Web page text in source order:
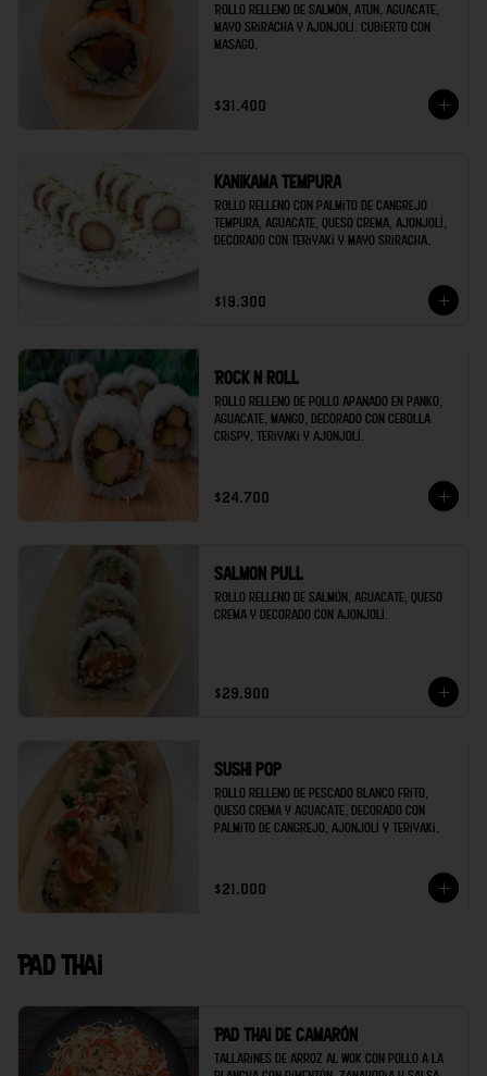
Rollo relleno de salmón, atún, aguacate,
mayo sriracha y ajonjolí. Cubierto con
masago.
$31.400
Kanikama tempura
Rollo relleno con palmito de cangrejo
tempura, aguacate, queso crema, ajonjolí,
decorado con teriyaki y mayo sriracha.
$19.300
Rock n roll
Rollo relleno de pollo apanado en panko,
aguacate, mango, decorado con cebolla
crispy, teriyaki y ajonjolí.
$24.700
Salmon pull
Rollo relleno de salmón, aguacate, queso
crema y decorado con ajonjolí.
$29.900
Sushi pop
Rollo relleno de pescado blanco frito,
queso crema y aguacate, decorado con
palmito de cangrejo, ajonjolí y teriyaki.
$21.000
Pad thai
Pad thai de camarón
Tallarines de arroz al wok con pollo a la